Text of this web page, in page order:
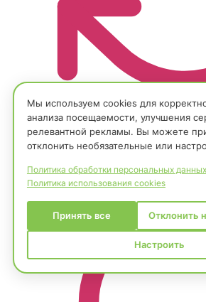
Сопровождение и
Абонентское
Развитие системы /
Мы используем cookies для
анализа посещаемости, улучшения
релевантной рекламы. Вы можете
отклонить необязательные или
Политика обработки персональных данных
Политика использования cookies
Принять все Отклонить
Настроить